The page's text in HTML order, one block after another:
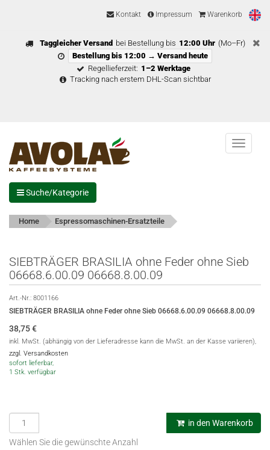
Kontakt Impressum Warenkorb
Taggleicher Versand bei Bestellung bis 12:00 Uhr (Mo–Fr)
Bestellung bis 12:00 → Versand heute
Regellieferzeit: 1–2 Werktage
Tracking nach erstem DHL-Scan sichtbar
Menu
Suche/Kategorie
Home Espressomaschinen-Ersatzteile
SIEBTRÄGER BRASILIA ohne Feder ohne Sieb
06668.6.00.09 06668.8.00.09
Art.-Nr.: 8001166
SIEBTRÄGER BRASILIA ohne Feder ohne Sieb 06668.6.00.09 06668.8.00.09
38,75€
inkl. MwSt. (abhängig von der Lieferadresse kann die MwSt. an der Kasse variieren),
zzgl. Versandkosten
sofort lieferbar,
1 Stk. verfügbar
in den Warenkorb
Wählen Sie die gewünschte Anzahl